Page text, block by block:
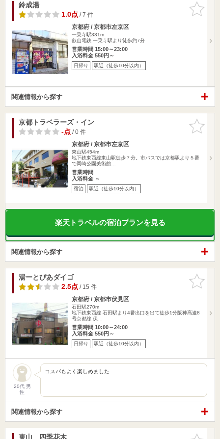
お気に入
りに追加
鈴成湯
1.0点/ 7 件
京都府 / 京都市左京区
一乗寺駅331m
叡山電鉄 一乗寺駅より徒歩約7分
営業時間 15:00～23:00
入浴料金 550円～
日帰り 駅近（徒歩10分以内）
関連情報から探す
お気に入
りに追加
京都トラベラーズ・イン
-点/ 0 件
京都府 / 京都市左京区
東山駅454m
地下鉄東西線東山駅徒歩７分。市バスでは京都駅より５番
で岡崎公園美術館…
営業時間
入浴料金 ～
宿泊 駅近（徒歩10分以内）
楽天トラベルの宿泊プランを見る
関連情報から探す
お気に入
りに追加
湯ーとぴあダイゴ
2.5点/ 15 件
京都府 / 京都市伏見区
石田駅270m
地下鉄東西線 石田駅より4番出口を出て徒歩1分阪神高速8
号京都線 伏…
営業時間 10:00～24:00
入浴料金 550円～
日帰り 駅近（徒歩10分以内）
20代 男
性
コスパもよく楽しめました
関連情報から探す
お気に入
東山 四季花木